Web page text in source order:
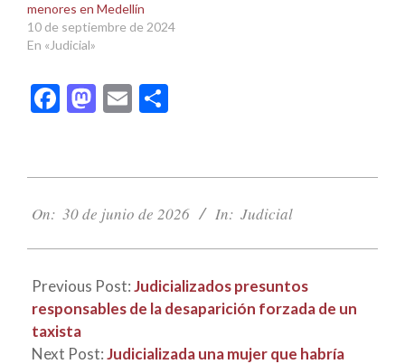
menores en Medellín
10 de septiembre de 2024
En «Judicial»
Facebook
Mastodon
Email
06-
On: 30 de junio de 2026 In: Judicial
Previous Post:Judicializados presuntos
responsables de la desaparición forzada de un
taxista
Next Post:Judicializada una mujer que habría